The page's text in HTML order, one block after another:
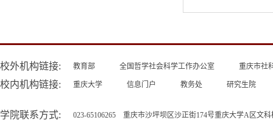
校外机构链接: 教育部 全国哲学社会科学工作办公室 重庆市社
校内机构链接: 重庆大学 信息门户 教务处 研究生院
学院联系方式: 023-65106265 重庆市沙坪坝区沙正街174号重庆大学A区文科